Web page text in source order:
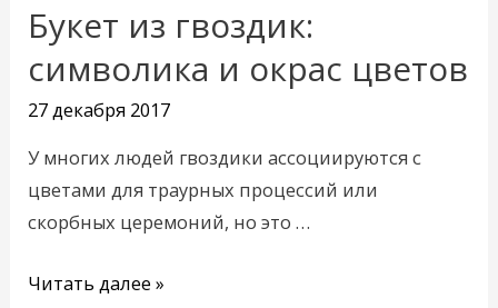
Букет из гвоздик:
символика и окрас цветов
27 декабря 2017
У многих людей гвоздики ассоциируются с
цветами для траурных процессий или
скорбных церемоний, но это …
Букет
гвоздик:
символика
и
цветов
Читать далее »